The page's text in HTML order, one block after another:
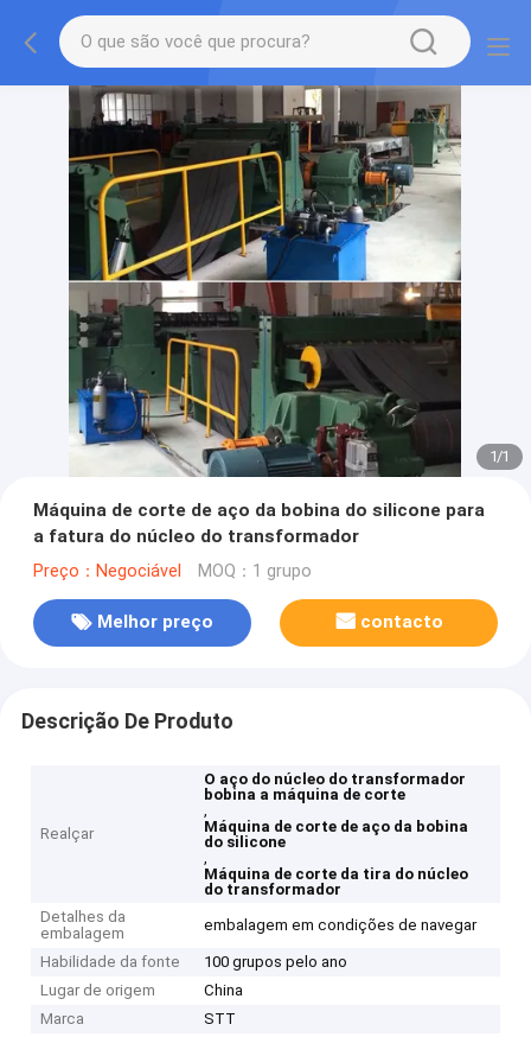
1/1
Máquina de corte de aço da bobina do silicone para
a fatura do núcleo do transformador
Preço：Negociável MOQ：1 grupo
Melhor preço contacto
Descrição De Produto
Realçar
O aço do núcleo do transformador
bobina a máquina de corte
,
Máquina de corte de aço da bobina
do silicone
,
Máquina de corte da tira do núcleo
do transformador
Detalhes da
embalagem
embalagem em condições de navegar
Habilidade da fonte
100 grupos pelo ano
Lugar de origem
China
Marca
STT